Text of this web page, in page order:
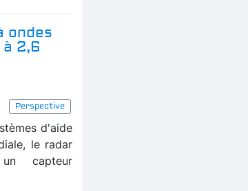
ondes
2,6
Perspective
d'aide
le radar
capteur